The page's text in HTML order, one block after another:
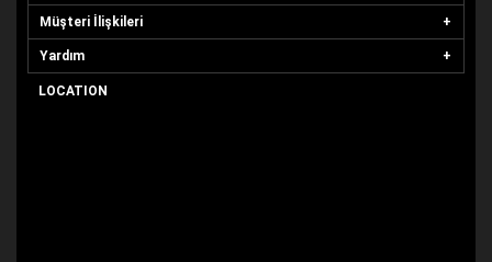
Müşteri İlişkileri
Yardım
LOCATION